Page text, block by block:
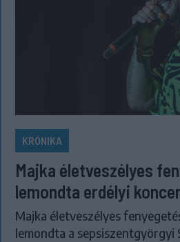
KRÓNIKA
Majka életveszélyes
lemondta erdélyi
Majka életveszélyes
lemondta a sepsiszentgyörgyi